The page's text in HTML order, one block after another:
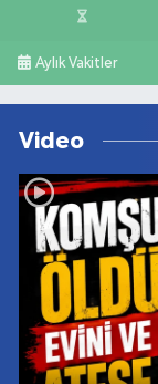
Aylık Vakitler
Video